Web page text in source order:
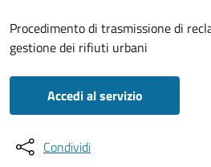
Procedimento di trasmissione di
gestione dei rifiuti urbani
Accedi al servizio
Condividi